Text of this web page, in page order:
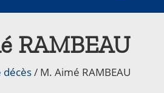
RAMBEAU
décès/ M. Aimé RAMBEAU